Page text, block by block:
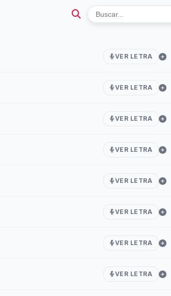
VER LETRA
VER LETRA
VER LETRA
VER LETRA
VER LETRA
VER LETRA
VER LETRA
VER LETRA